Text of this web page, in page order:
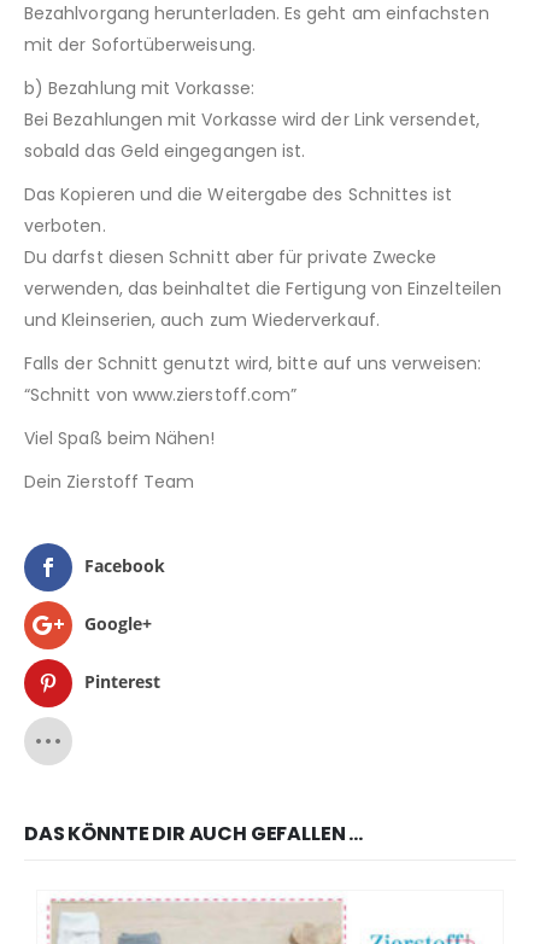
Bezahlvorgang herunterladen. Es geht am einfachsten
mit der Sofortüberweisung.
b) Bezahlung mit Vorkasse:
Bei Bezahlungen mit Vorkasse wird der Link versendet,
sobald das Geld eingegangen ist.
Das Kopieren und die Weitergabe des Schnittes ist
verboten.
Du darfst diesen Schnitt aber für private Zwecke
verwenden, das beinhaltet die Fertigung von Einzelteilen
und Kleinserien, auch zum Wiederverkauf.
Falls der Schnitt genutzt wird, bitte auf uns verweisen:
“Schnitt von www.zierstoff.com”
Viel Spaß beim Nähen!
Dein Zierstoff Team
Facebook
Google+
Pinterest
DAS KÖNNTE DIR AUCH GEFALLEN …